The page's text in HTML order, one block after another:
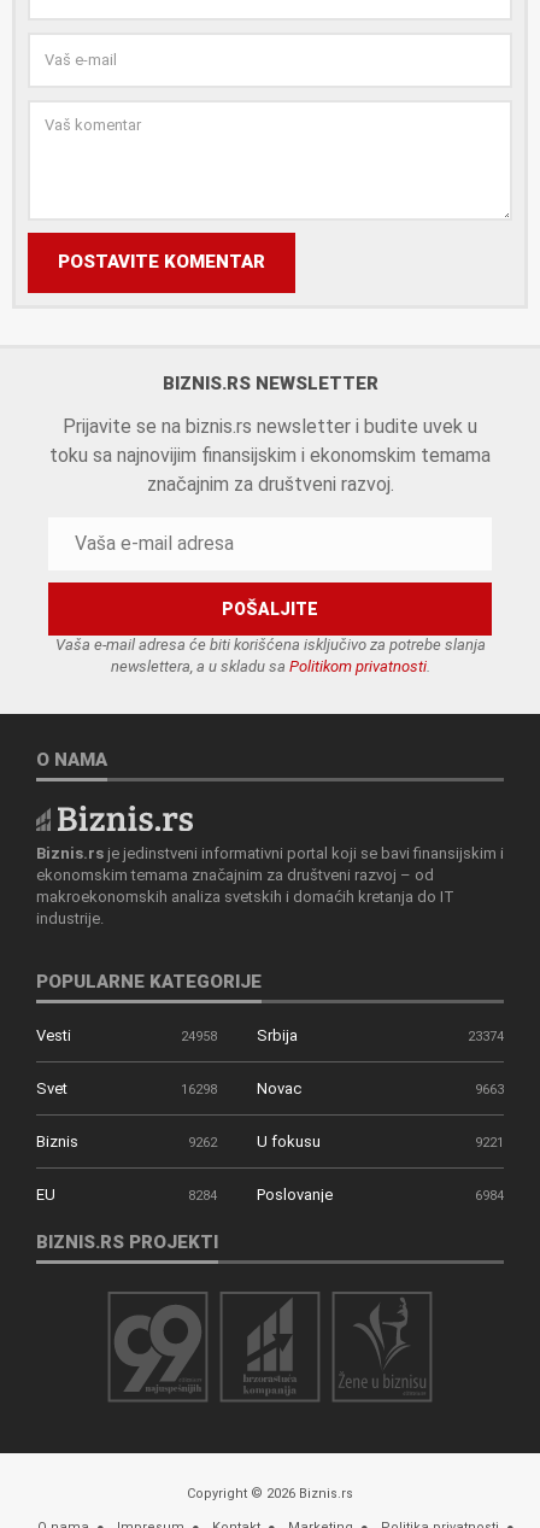
POSTAVITE KOMENTAR
BIZNIS.RS NEWSLETTER
Prijavite se na biznis.rs newsletter i budite uvek u
toku sa najnovijim finansijskim i ekonomskim temama
značajnim za društveni razvoj.
Vaša e-mail adresa će biti korišćena isključivo za potrebe slanja
newslettera, a u skladu sa Politikom privatnosti.
O NAMA
Biznis.rs je jedinstveni informativni portal koji se bavi finansijskim i
ekonomskim temama značajnim za društveni razvoj – od
makroekonomskih analiza svetskih i domaćih kretanja do IT
industrije.
POPULARNE KATEGORIJE
Vesti 24958 Srbija 23374
Svet 16298 Novac 9663
Biznis 9262 U fokusu 9221
EU 8284 Poslovanje 6984
BIZNIS.RS PROJEKTI
Copyright © 2026 Biznis.rs